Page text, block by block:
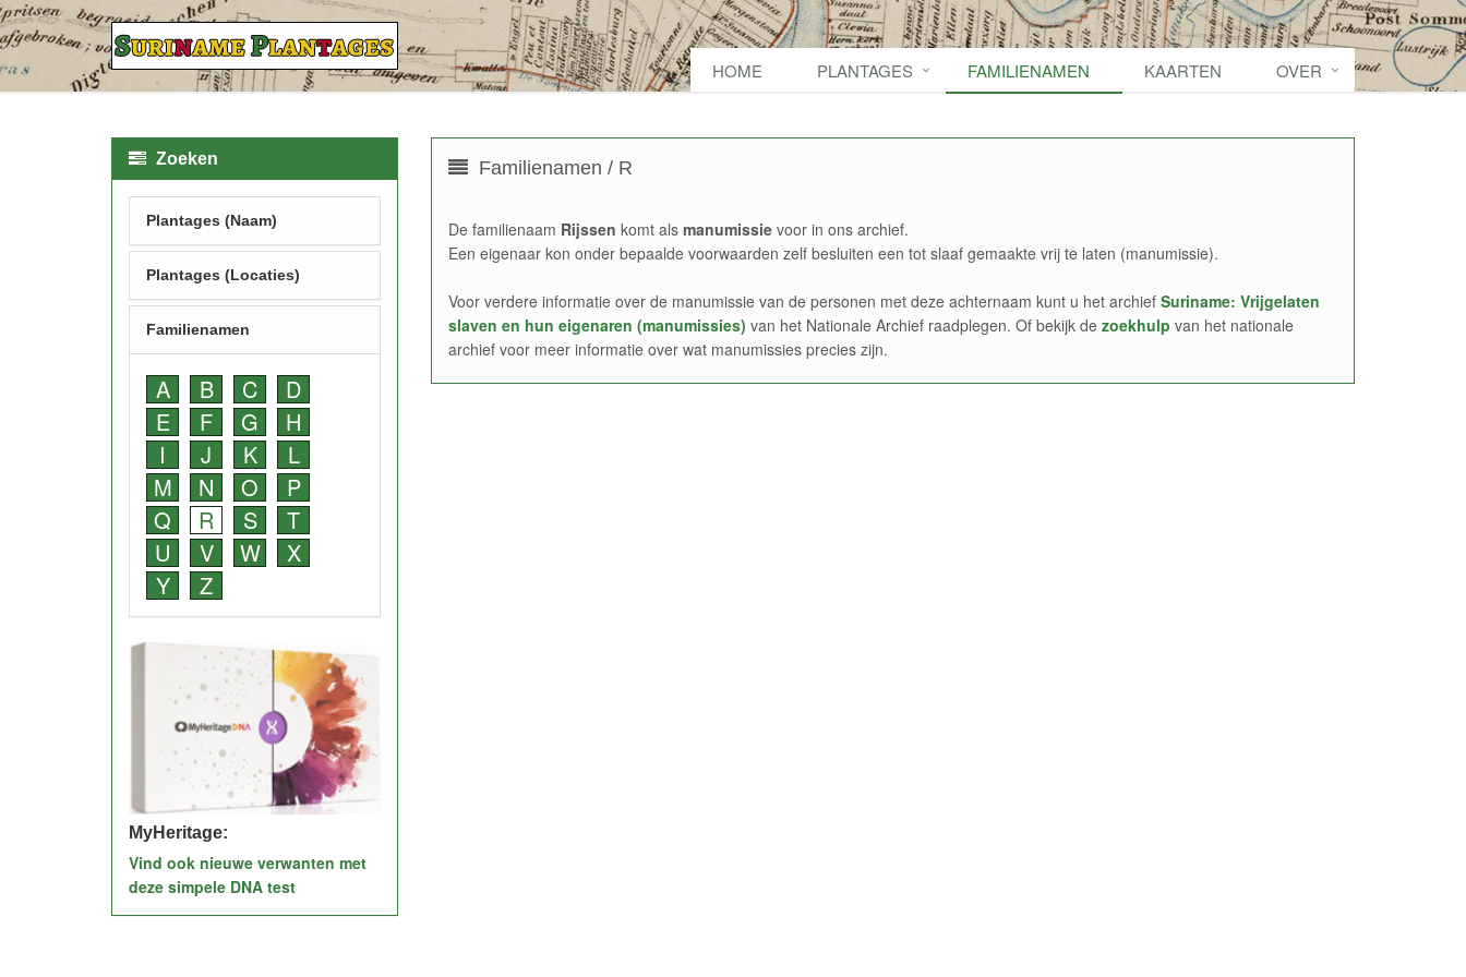
HOME PLANTAGES FAMILIENAMEN KAARTEN OVER
Familienamen / R
De familienaam Rijssen komt als manumissievoor in ons archief.
Een eigenaar kon onder bepaalde voorwaarden zelf besluiten een tot slaaf gemaakte vrij te laten (manumissie).
Voor verdere informatie over de manumissie van de personen met deze achternaam kunt u het archief Suriname: Vrijgelaten
slaven en hun eigenaren (manumissies) van het Nationale Archief raadplegen. Of bekijk de zoekhulp van het nationale
archief voor meer informatie over wat manumissies precies zijn.
Zoeken
Plantages (Naam)
Plantages (Locaties)
Familienamen
A B C
D
E
F G
H
I
J K
L
M
N O
P
Q
R S
T
U
V W
X
Y
Z
MyHeritage:
Vind ook nieuwe verwanten met
deze simpele DNA test